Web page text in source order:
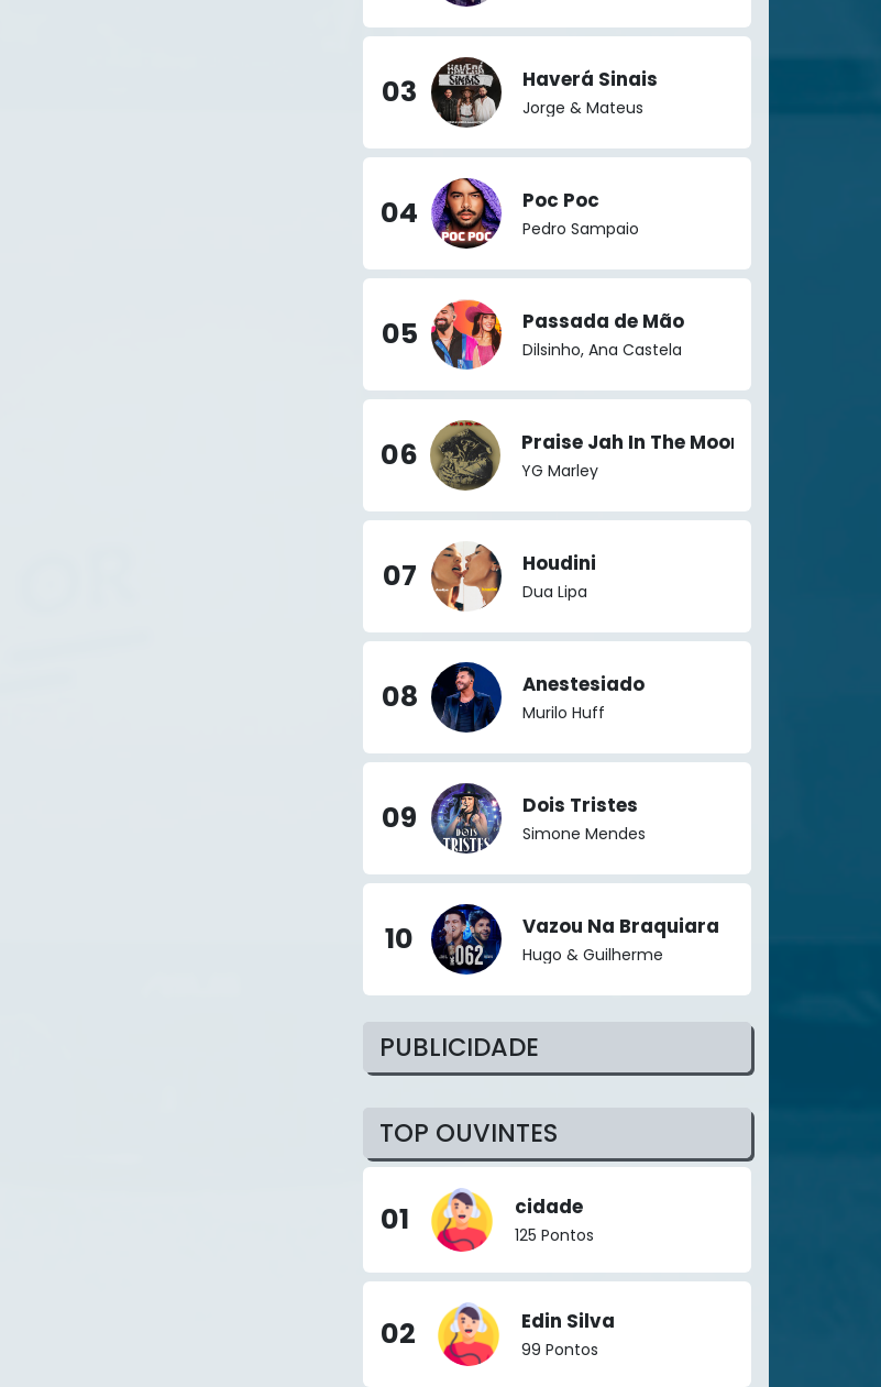
03 Haverá Sinais
Jorge & Mateus
04 Poc Poc
Pedro Sampaio
05 Passada de Mão
Dilsinho, Ana Castela
06 Praise Jah In The Moonlight
YG Marley
07 Houdini
Dua Lipa
08 Anestesiado
Murilo Huff
09 Dois Tristes
Simone Mendes
10 Vazou Na Braquiara
Hugo & Guilherme
PUBLICIDADE
TOP OUVINTES
01 cidade
125 Pontos
02 Edin Silva
99 Pontos